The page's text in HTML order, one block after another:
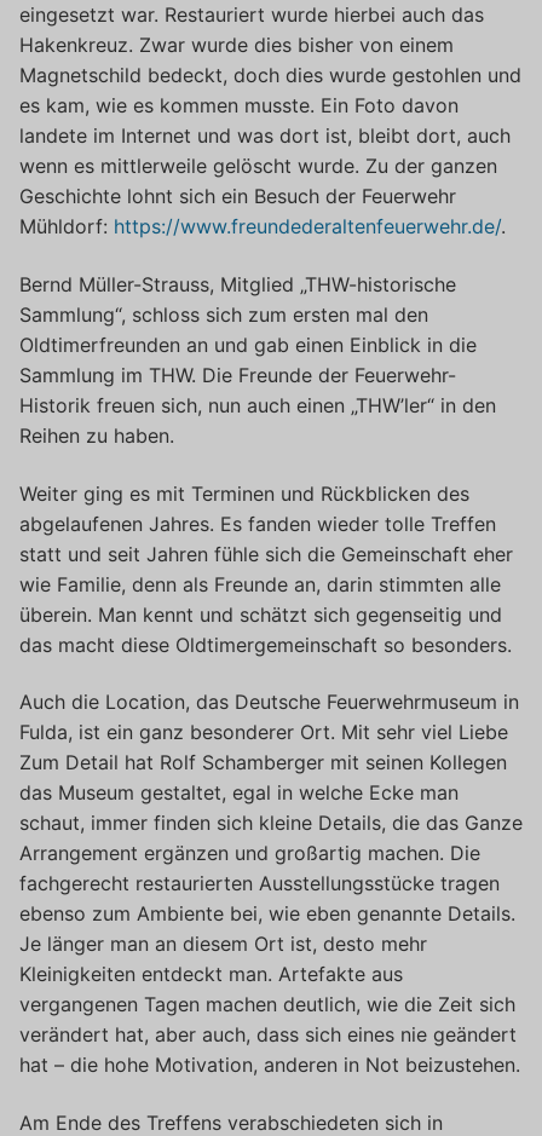
eingesetzt war. Restauriert wurde hierbei auch das
Hakenkreuz. Zwar wurde dies bisher von einem
Magnetschild bedeckt, doch dies wurde gestohlen und
es kam, wie es kommen musste. Ein Foto davon
landete im Internet und was dort ist, bleibt dort, auch
wenn es mittlerweile gelöscht wurde. Zu der ganzen
Geschichte lohnt sich ein Besuch der Feuerwehr
Mühldorf: https://www.freundederaltenfeuerwehr.de/.
Bernd Müller-Strauss, Mitglied „THW-historische
Sammlung“, schloss sich zum ersten mal den
Oldtimerfreunden an und gab einen Einblick in die
Sammlung im THW. Die Freunde der Feuerwehr-
Historik freuen sich, nun auch einen „THW’ler“ in den
Reihen zu haben.
Weiter ging es mit Terminen und Rückblicken des
abgelaufenen Jahres. Es fanden wieder tolle Treffen
statt und seit Jahren fühle sich die Gemeinschaft eher
wie Familie, denn als Freunde an, darin stimmten alle
überein. Man kennt und schätzt sich gegenseitig und
das macht diese Oldtimergemeinschaft so besonders.
Auch die Location, das Deutsche Feuerwehrmuseum in
Fulda, ist ein ganz besonderer Ort. Mit sehr viel Liebe
Zum Detail hat Rolf Schamberger mit seinen Kollegen
das Museum gestaltet, egal in welche Ecke man
schaut, immer finden sich kleine Details, die das Ganze
Arrangement ergänzen und großartig machen. Die
fachgerecht restaurierten Ausstellungsstücke tragen
ebenso zum Ambiente bei, wie eben genannte Details.
Je länger man an diesem Ort ist, desto mehr
Kleinigkeiten entdeckt man. Artefakte aus
vergangenen Tagen machen deutlich, wie die Zeit sich
verändert hat, aber auch, dass sich eines nie geändert
hat – die hohe Motivation, anderen in Not beizustehen.
Am Ende des Treffens verabschiedeten sich in